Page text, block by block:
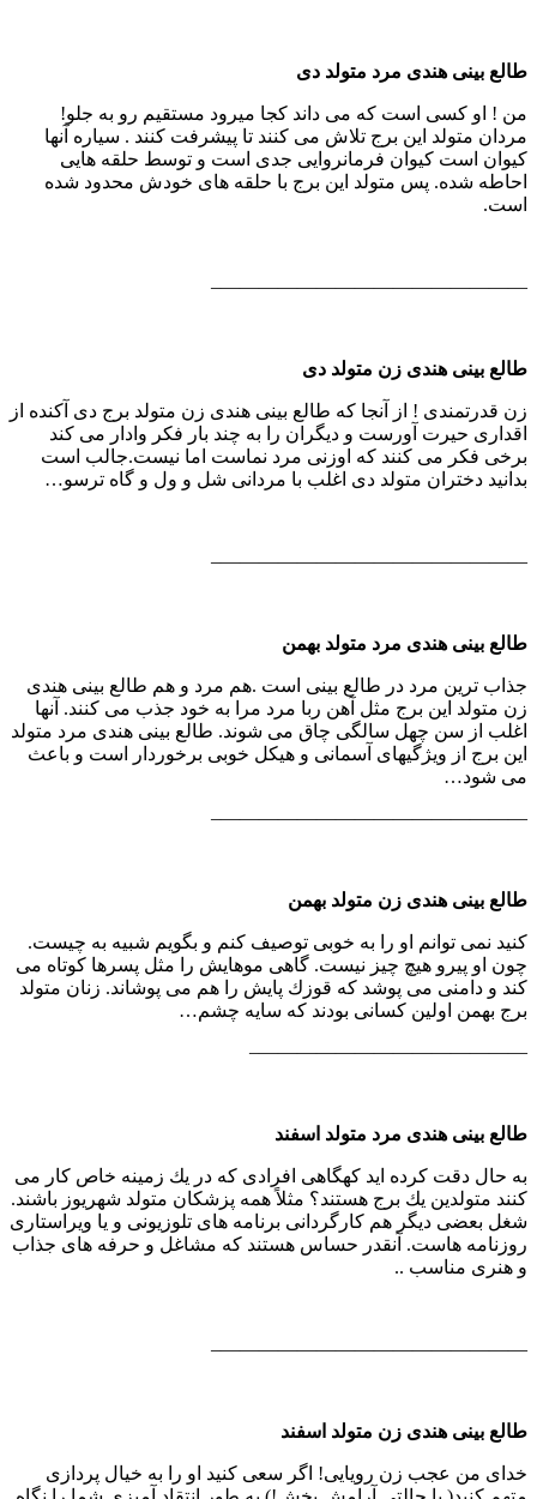
طالع بینی هندی مرد متولد دی
من ! او كسی است كه می داند كجا میرود مستقیم رو به جلو!
مردان متولد این برج تلاش می كنند تا پیشرفت كنند . سیاره آنها
كیوان است كیوان فرمانروایی جدی است و توسط حلقه هایی
احاطه شده. پس متولد این برج با حلقه های خودش محدود شده
است.
————————————————–
طالع بینی هندی زن متولد دی
زن قدرتمندی ! از آنجا كه طالع بینی هندی زن متولد برج دی آكنده از
اقداری حیرت آورست و دیگران را به چند بار فكر وادار می كند
برخی فكر می كنند كه اوزنی مرد نماست اما نیست.جالب است
بدانید دختران متولد دی اغلب با مردانی شل و ول و گاه ترسو…
————————————————–
طالع بینی هندی مرد متولد بهمن
جذاب ترین مرد در طالع بینی است .هم مرد و هم طالع بینی هندی
زن متولد این برج مثل آهن ربا مرد مرا به خود جذب می كنند. آنها
اغلب از سن چهل سالگی چاق می شوند. طالع بینی هندی مرد متولد
این برج از ویژگیهای آسمانی و هیكل خوبی برخوردار است و باعث
می شود…
————————————————–
طالع بینی هندی زن متولد بهمن
كنید نمی توانم او را به خوبی توصیف كنم و بگویم شبیه به چیست.
چون او پیرو هیچ چیز نیست. گاهی موهایش را مثل پسرها كوتاه می
كند و دامنی می پوشد كه قوزك پایش را هم می پوشاند. زنان متولد
برج بهمن اولین كسانی بودند كه سایه چشم…
——————————————–
طالع بینی هندی مرد متولد اسفند
به حال دقت كرده اید كهگاهی افرادی كه در یك زمینه خاص كار می
كنند متولدین یك برج هستند؟ مثلاً همه پزشكان متولد شهریوز باشند.
شغل بعضی دیگر هم كارگردانی برنامه های تلوزیونی و یا ویراستاری
روزنامه هاست. آنقدر حساس هستند كه مشاغل و حرفه های جذاب
و هنری مناسب ..
————————————————–
طالع بینی هندی زن متولد اسفند
خدای من عجب زن رویایی! اگر سعی كنید او را به خیال پردازی